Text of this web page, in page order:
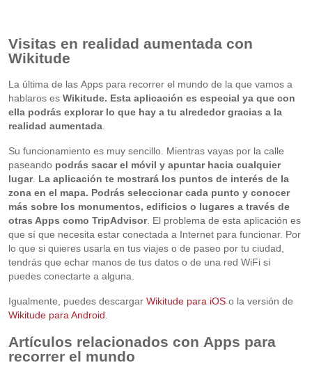
Visitas en realidad aumentada con
Wikitude
La última de las Apps para recorrer el mundo de la que vamos a
hablaros es Wikitude. Esta aplicación es especial ya que con
ella podrás explorar lo que hay a tu alrededor gracias a la
realidad aumentada.
Su funcionamiento es muy sencillo. Mientras vayas por la calle
paseando podrás sacar el móvil y apuntar hacia cualquier
lugar. La aplicación te mostrará los puntos de interés de la
zona en el mapa. Podrás seleccionar cada punto y conocer
más sobre los monumentos, edificios o lugares a través de
otras Apps como TripAdvisor. El problema de esta aplicación es
que sí que necesita estar conectada a Internet para funcionar. Por
lo que si quieres usarla en tus viajes o de paseo por tu ciudad,
tendrás que echar manos de tus datos o de una red WiFi si
puedes conectarte a alguna.
Igualmente, puedes descargar Wikitude para iOSo la versión de
Wikitude para Android.
Artículos relacionados con Apps para
recorrer el mundo